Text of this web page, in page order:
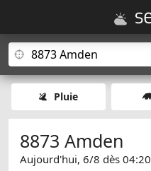
Pluie
8873 Amden
Aujourd'hui, 6/8 dès 04:20